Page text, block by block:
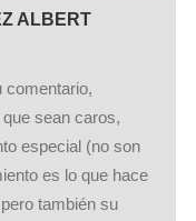
ALBERT
comentario,
sean caros,
especial (no son
es lo que hace
también su